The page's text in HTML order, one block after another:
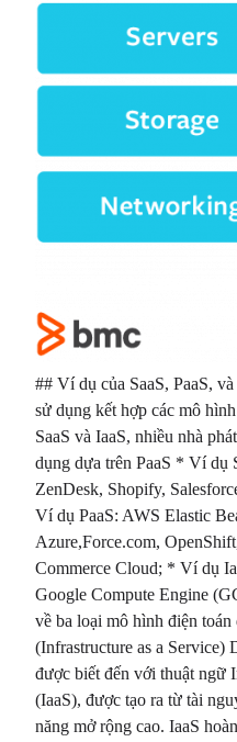
## Ví dụ của SaaS, PaaS,
sử dụng kết hợp các mô
SaaS và IaaS, nhiều nhà
dụng dựa trên PaaS * Ví dụ
ZenDesk, Shopify,
Ví dụ PaaS: AWS Elastic
Azure,Force.com,
Commerce Cloud; * Ví dụ
Google Compute Engine
về ba loại mô hình điện toán
(Infrastructure as a Service)
được biết đến với thuật ngữ
(IaaS), được tạo ra từ tài
năng mở rộng cao. IaaS